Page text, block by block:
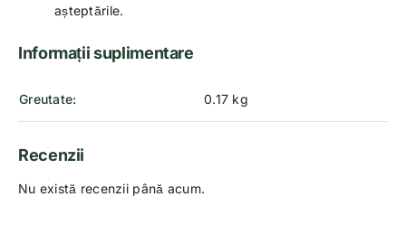
așteptările.
Informații suplimentare
Greutate 0.17 kg
Recenzii
Nu există recenzii până acum.